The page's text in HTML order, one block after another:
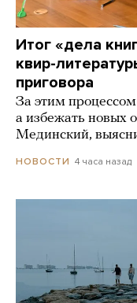
Итог «дела
квир-
приговора
За этим
а избежать новых
Мединский,
НОВОСТИ 4 часа назад